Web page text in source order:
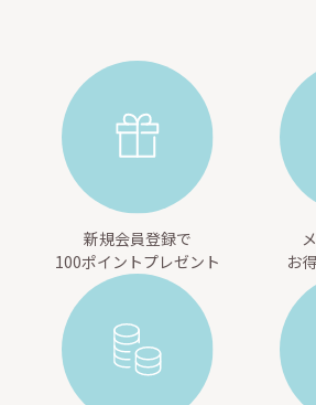
新規会員登録で
100ポイントプレゼント
お